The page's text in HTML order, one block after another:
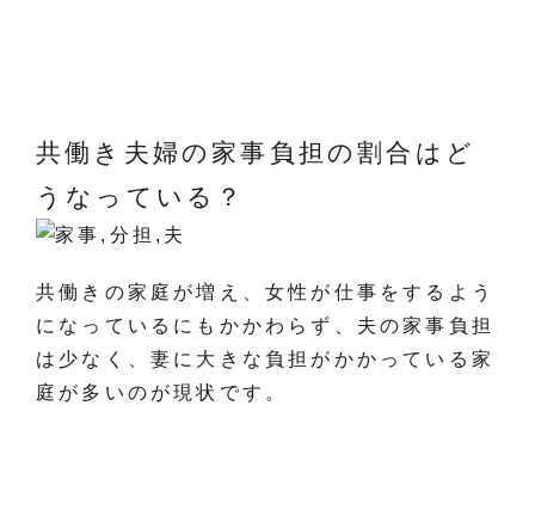
共働き夫婦の家事負担の割合はど
うなっている？
共働きの家庭が増え、女性が仕事をするよう
になっているにもかかわらず、夫の家事負担
は少なく、妻に大きな負担がかかっている家
庭が多いのが現状です。